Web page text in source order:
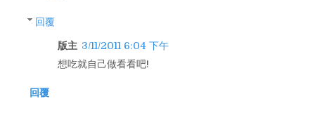
回覆
版主 3/11/2011 6:04 下午
想吃就自己做看看吧!
回覆